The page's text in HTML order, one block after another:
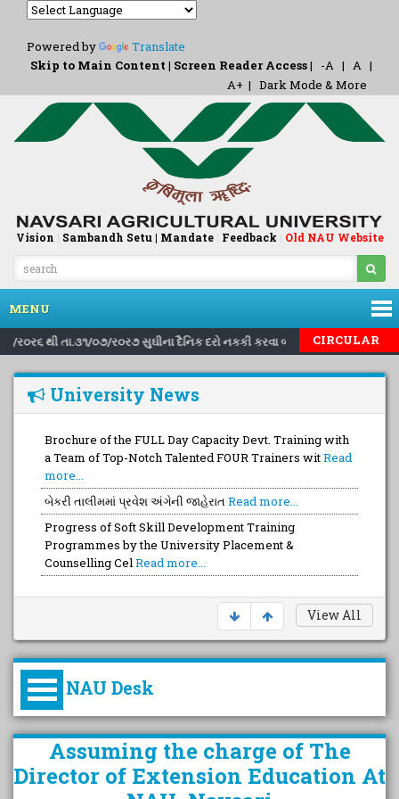
Powered by
Translate
Skip to Main Content | Screen Reader Access| -A | A |
A+ | Dark Mode & More
Vision | Sambandh Setu | Mandate| Feedback | Old NAU Website
MENU
થી તા.૩૧/૦૭/ર૦ર૭ સુઘીના દૈનિક દરો નકકી કરવા બાબત.. | |Inviting
CIRCULAR
University News
Brochure of the FULL Day Capacity Devt. Training with
a Team of Top-Notch Talented FOUR Trainers witRead
more...
બેકરી તાલીમમાં પ્રવેશ અંગેની જાહેરાત Read more...
Progress of Soft Skill Development Training
Programmes by the University Placement &
Counselling CelRead more...
View All
NAU Desk
કુલપતિની પરિવર્તનકારી પહેલનું
વિહંગાવલોકન (ઓક્ટોબર ૨૦૨૦-૨૦૨૫)
Assuming the charge of The
Director of Extension Education At